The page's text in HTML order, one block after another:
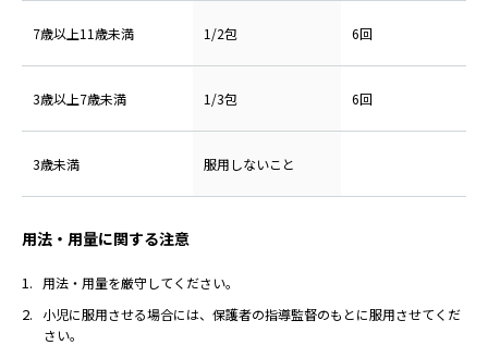
7歳以上11歳未満 1/2包 6回
3歳以上7歳未満 1/3包 6回
3歳未満 服用しないこと
用法・用量に関する注意
用法・用量を厳守してください。
小児に服用させる場合には、保護者の指導監督のもとに服用させてくだ
さい。